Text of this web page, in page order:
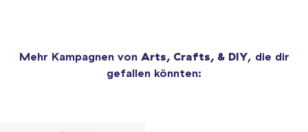
Mehr Kampagnen von Arts, Crafts, & DIY, die dir
gefallen könnten: